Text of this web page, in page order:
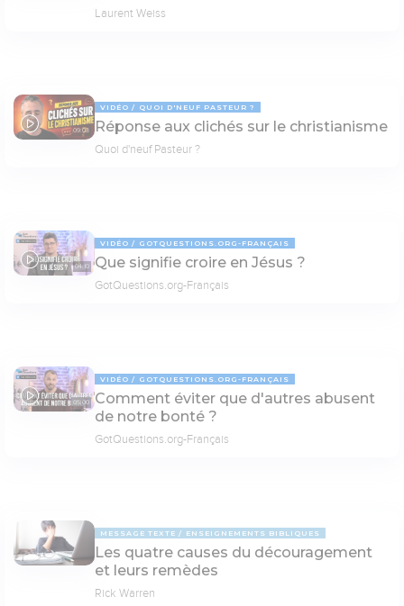
Laurent Weiss
09:03
VIDÉO QUOI D'NEUF PASTEUR ?
Réponse aux clichés sur le christianisme
Quoi d'neuf Pasteur ?
04:10
VIDÉO GOTQUESTIONS.ORG-FRANÇAIS
Que signifie croire en Jésus ?
GotQuestions.org-Français
05:00
VIDÉO GOTQUESTIONS.ORG-FRANÇAIS
Comment éviter que d'autres abusent
de notre bonté ?
GotQuestions.org-Français
MESSAGE TEXTE ENSEIGNEMENTS BIBLIQUES
Les quatre causes du découragement
et leurs remèdes
Rick Warren